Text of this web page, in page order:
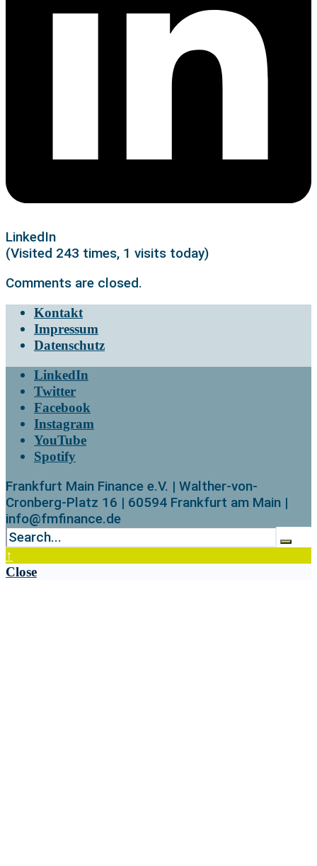
LinkedIn
(Visited 243 times, 1 visits today)
Comments are closed.
Kontakt
Impressum
Datenschutz
LinkedIn
Twitter
Facebook
Instagram
YouTube
Spotify
Frankfurt Main Finance e.V. | Walther-von-
Cronberg-Platz 16 | 60594 Frankfurt am Main |
info@fmfinance.de
↑
Close